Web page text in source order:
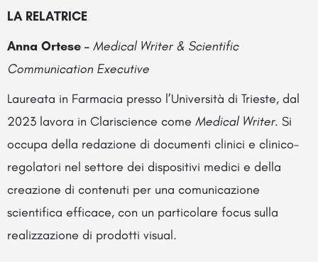
LA RELATRICE
Anna Ortese – Medical Writer & Scientific
Communication Executive
Laureata in Farmacia presso l’Università di Trieste, dal
2023 lavora in Clariscience come Medical Writer. Si
occupa della redazione di documenti clinici e clinico-
regolatori nel settore dei dispositivi medici e della
creazione di contenuti per una comunicazione
scientifica efficace, con un particolare focus sulla
realizzazione di prodotti visual.